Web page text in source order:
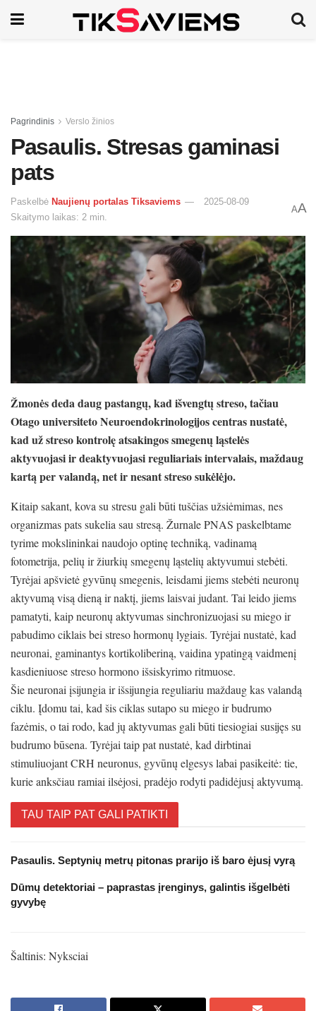
Pagrindinis Verslo žinios
Pasaulis. Stresas gaminasi
pats
Paskelbė Naujienų portalas Tiksaviems
2025-08-09
Skaitymo laikas: 2 min.
AA
Žmonės deda daug pastangų, kad išvengtų streso, tačiau
Otago universiteto Neuroendokrinologijos centras nustatė,
kad už streso kontrolę atsakingos smegenų ląstelės
aktyvuojasi ir deaktyvuojasi reguliariais intervalais, maždaug
kartą per valandą, net ir nesant streso sukėlėjo.
Kitaip sakant, kova su stresu gali būti tuščias užsiėmimas, nes
organizmas pats sukelia sau stresą. Žurnale PNAS paskelbtame
tyrime mokslininkai naudojo optinę techniką, vadinamą
fotometrija, pelių ir žiurkių smegenų ląstelių aktyvumui stebėti.
Tyrėjai apšvietė gyvūnų smegenis, leisdami jiems stebėti neuronų
aktyvumą visą dieną ir naktį, jiems laisvai judant. Tai leido jiems
pamatyti, kaip neuronų aktyvumas sinchronizuojasi su miego ir
pabudimo ciklais bei streso hormonų lygiais. Tyrėjai nustatė, kad
neuronai, gaminantys kortikoliberiną, vaidina ypatingą vaidmenį
kasdieniuose streso hormono išsiskyrimo ritmuose.
Šie neuronai įsijungia ir išsijungia reguliariu maždaug kas valandą
ciklu. Įdomu tai, kad šis ciklas sutapo su miego ir budrumo
fazėmis, o tai rodo, kad jų aktyvumas gali būti tiesiogiai susijęs su
budrumo būsena. Tyrėjai taip pat nustatė, kad dirbtinai
stimuliuojant CRH neuronus, gyvūnų elgesys labai pasikeitė: tie,
kurie anksčiau ramiai ilsėjosi, pradėjo rodyti padidėjusį aktyvumą.
TAU TAIP PAT GALI PATIKTI
Pasaulis. Septynių metrų pitonas prarijo iš baro ėjusį vyrą
Dūmų detektoriai – paprastas įrenginys, galintis išgelbėti
gyvybę
Šaltinis: Nyksciai